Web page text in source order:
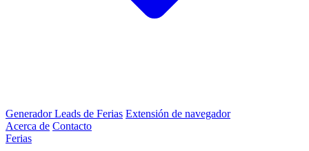
Generador Leads de Ferias Extensión de navegador
Acerca de Contacto
Ferias